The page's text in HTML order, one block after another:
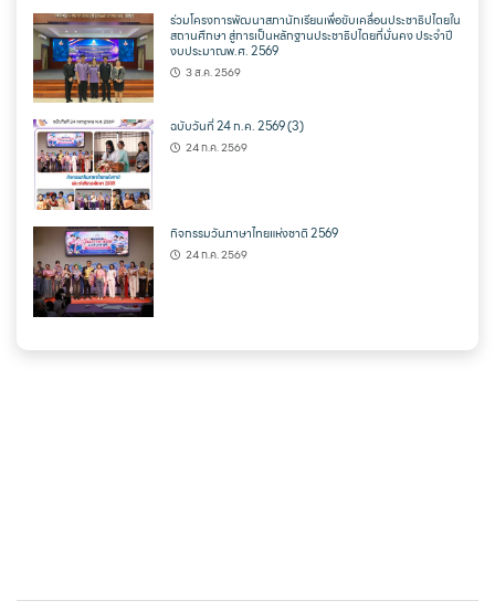
ร่วมโครงการพัฒนาสภานักเรียนเพื่อขับเคลื่อนประชาธิปไตยใน
สถานศึกษา สู่การเป็นหลักฐานประชาธิปไตยที่มั่นคง ประจำปี
งบประมาณพ.ศ. 2569
3 ส.ค. 2569
ฉบับวันที่ 24 ก.ค. 2569 (3)
24 ก.ค. 2569
กิจกรรมวันภาษาไทยแห่งชาติ 2569
24 ก.ค. 2569